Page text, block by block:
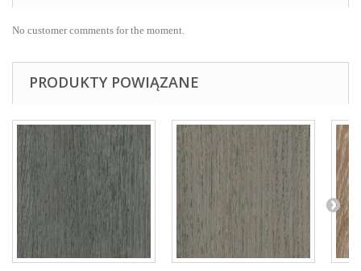
No customer comments for the moment.
PRODUKTY POWIĄZANE